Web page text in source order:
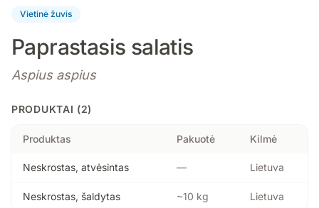
Vietinė žuvis
Paprastasis salatis
Aspius aspius
PRODUKTAI (2)
Produktas Pakuotė Kilmė
Neskrostas, atvėsintas — Lietuva
Neskrostas, šaldytas ~10 kg Lietuva